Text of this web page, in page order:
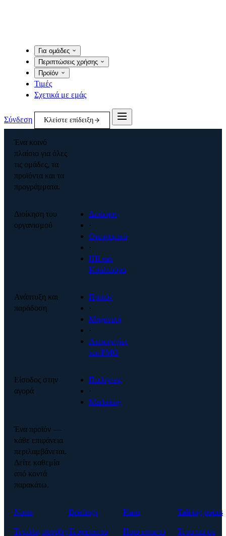
Για ομάδες
Περιπτώσεις χρήσης
Προϊόν
Τιμές
Σχετικά με εμάς
Σύνδεση Κλείστε επίδειξη
Ένα κοινό
πλαίσιο για όλες
τις ομάδες, τα
προϊόντα και τα
προγράμματα.
Διοίκηση του
οργανισμού
Διοίκηση
·
Οικονομικά
·
HR και
Κουλτούρα
Ανάπτυξη και
παράδοση
Προϊόν
·
Μηχανική
·
Λειτουργίες
και PMO
Είσοδος στην
αγορά
Πωλήσεις
·
Marketing
Ένα προϊόν —
κάθε επιφάνεια
περιλαμβάνεται.
Δείτε καθεμία
από κοντά
παρακάτω.
Notes
Τι μόλις συνέβη;
Briefings
Τι πρέπει να
Plans
Ποιο είναι το
Talking points
Τι να πω σε